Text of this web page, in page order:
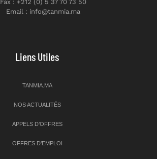
Fax : +212 (0) 5 37 70 73 50
Email : info@tanmia.ma
Liens Utiles
TANMIA.MA
NOS ACTUALITÉS
APPELS D’OFFRES
OFFRES D’EMPLOI